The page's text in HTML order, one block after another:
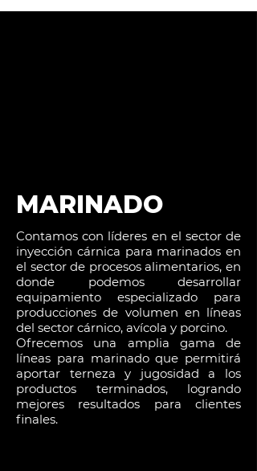
MARINADO
Contamos con líderes en el sector de
inyección cárnica para marinados en
el sector de procesos alimentarios, en
donde podemos desarrollar
equipamiento especializado para
producciones de volumen en líneas
del sector cárnico, avícola y porcino.
Ofrecemos una amplia gama de
líneas para marinado que permitirá
aportar terneza y jugosidad a los
productos terminados, logrando
mejores resultados para clientes
finales.